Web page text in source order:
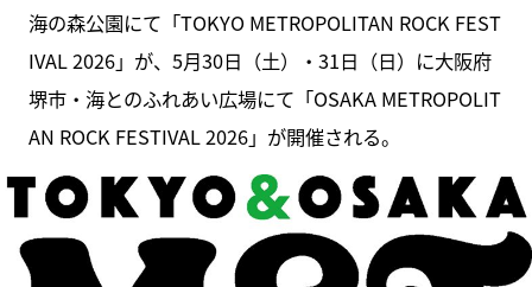
海の森公園にて「TOKYO METROPOLITAN ROCK FEST
IVAL 2026」が、5月30日（土）・31日（日）に大阪府
堺市・海とのふれあい広場にて「OSAKA METROPOLIT
AN ROCK FESTIVAL 2026」が開催される。